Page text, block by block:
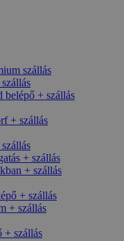
szállás
+ szállás
+ szállás
+ szállás
+ szállás
+ szállás
+ szállás
+ szállás